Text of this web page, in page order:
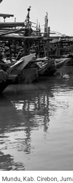
Kab. Cirebon,